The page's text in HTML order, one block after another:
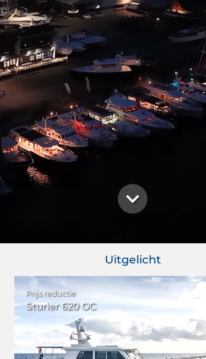
Uitgelicht
Prijs reductie
Sturier 620 OC